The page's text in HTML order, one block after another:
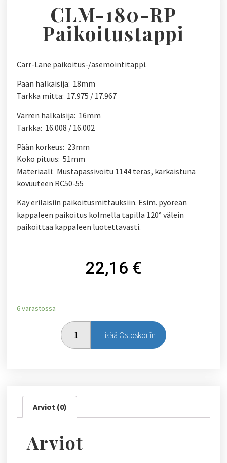
CLM-180-RP
Paikoitustappi
Carr-Lane paikoitus-/asemointitappi.
Pään halkaisija: 18mm
Tarkka mitta: 17.975 / 17.967
Varren halkaisija: 16mm
Tarkka: 16.008 / 16.002
Pään korkeus: 23mm
Koko pituus: 51mm
Materiaali: Mustapassivoitu 1144 teräs, karkaistuna
kovuuteen RC50-55
Käy erilaisiin paikoitusmittauksiin. Esim. pyöreän
kappaleen paikoitus kolmella tapilla 120° välein
paikoittaa kappaleen luotettavasti.
22,16 €
6 varastossa
Lisää Ostoskoriin
Arviot (0)
Arviot